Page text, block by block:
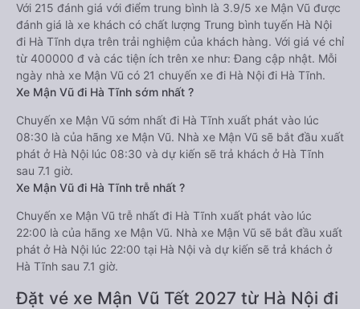
Với 215 đánh giá với điểm trung bình là 3.9/5 xe Mận Vũ được
đánh giá là xe khách có chất lượng Trung bình tuyến Hà Nội
đi Hà Tĩnh dựa trên trải nghiệm của khách hàng. Với giá vé chỉ
từ 400000 đ và các tiện ích trên xe như: Đang cập nhật. Mỗi
ngày nhà xe Mận Vũ có 21 chuyến xe đi Hà Nội đi Hà Tĩnh.
Xe Mận Vũ đi Hà Tĩnh sớm nhất ?
Chuyến xe Mận Vũ sớm nhất đi Hà Tĩnh xuất phát vào lúc
08:30 là của hãng xe Mận Vũ. Nhà xe Mận Vũ sẽ bắt đầu xuất
phát ở Hà Nội lúc 08:30 và dự kiến sẽ trả khách ở Hà Tĩnh
sau 7.1 giờ.
Xe Mận Vũ đi Hà Tĩnh trễ nhất ?
Chuyến xe Mận Vũ trễ nhất đi Hà Tĩnh xuất phát vào lúc
22:00 là của hãng xe Mận Vũ. Nhà xe Mận Vũ sẽ bắt đầu xuất
phát ở Hà Nội lúc 22:00 tại Hà Nội và dự kiến sẽ trả khách ở
Hà Tĩnh sau 7.1 giờ.
Đặt vé xe Mận Vũ Tết 2027 từ Hà Nội đi